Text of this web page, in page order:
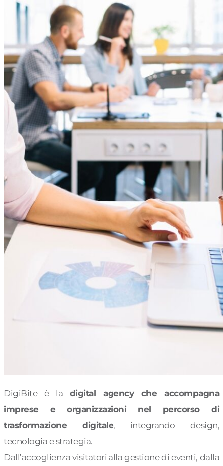
DigiBite è la digital agency che accompagna
imprese e organizzazioni nel percorso di
trasformazione digitale, integrando design,
tecnologia e strategia.
Dall’accoglienza visitatori alla gestione di eventi, dalla